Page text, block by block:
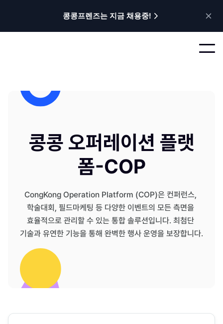
콩콩프렌즈는 지금 채용중!
콩콩 오퍼레이션 플랫
폼-COP
CongKong Operation Platform (COP)은 컨퍼런스,
학술대회, 필드마케팅 등 다양한 이벤트의 모든 측면을
효율적으로 관리할 수 있는 통합 솔루션입니다. 최첨단
기술과 유연한 기능을 통해 완벽한 행사 운영을 보장합니다.